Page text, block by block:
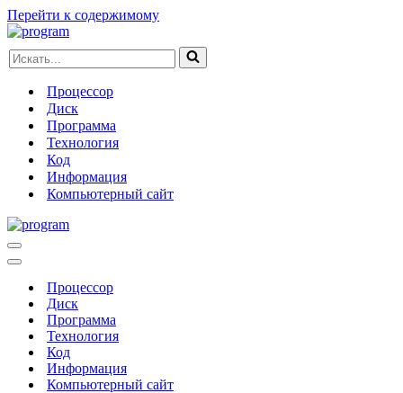
Перейти к содержимому
Искать...
Процессор
Диск
Программа
Технология
Код
Информация
Компьютерный сайт
Меню
навигации
Меню
навигацииПроцессор
Диск
Программа
Технология
Код
Информация
Компьютерный сайт